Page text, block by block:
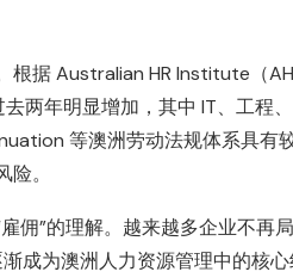
据 Australian HR Institute（
两年明显增加，其中 IT、工程
等澳洲劳动法规体系具有
。
佣”的理解。越来越多企业不再
成为澳洲人力资源管理中的核心